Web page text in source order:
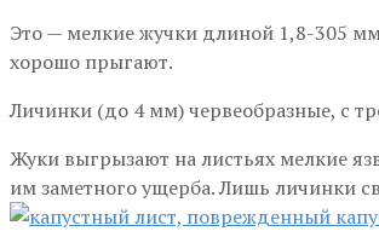
Это — мелкие жучки длиной 1,8-305
хорошо прыгают.
Личинки (до 4 мм) червеобразные, с
Жуки выгрызают на листьях мелкие
им заметного ущерба. Лишь личинки